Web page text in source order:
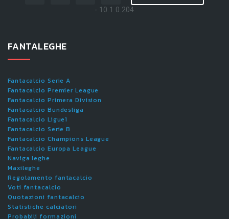
- 10.1.0.204
FANTALEGHE
Fantacalcio Serie A
Fantacalcio Premier League
Fantacalcio Primera Division
Fantacalcio Bundesliga
Fantacalcio Ligue1
Fantacalcio Serie B
Fantacalcio Champions League
Fantacalcio Europa League
Naviga leghe
Maxileghe
Regolamento fantacalcio
Voti fantacalcio
Quotazioni fantacalcio
Statistiche calciatori
Probabili formazioni